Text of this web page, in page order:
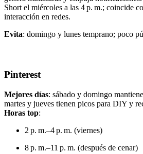
Short el miércoles a las 4 p. m.; coincide
interacción en redes.
Evita: domingo y lunes temprano; poco
Pinterest
Mejores días: sábado y domingo
martes y jueves tienen picos para DIY y
Horas top:
2 p. m.–4 p. m. (viernes)
8 p. m.–11 p. m. (después de cenar)